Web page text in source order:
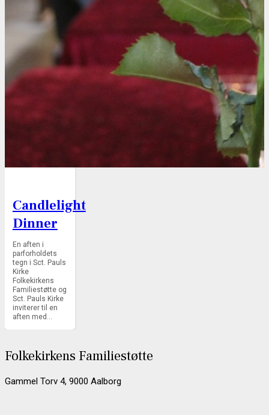
Candlelight
Dinner
En aften i
parforholdets
tegn i Sct. Pauls
Kirke
Folkekirkens
Familiestøtte og
Sct. Pauls Kirke
inviterer til en
aften med…
Folkekirkens Familiestøtte
Gammel Torv 4, 9000 Aalborg